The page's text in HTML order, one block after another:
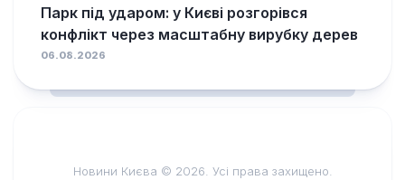
Парк під ударом: у Києві розгорівся
конфлікт через масштабну вирубку дерев
06.08.2026
Новини Києва © 2026. Усі права захищено.